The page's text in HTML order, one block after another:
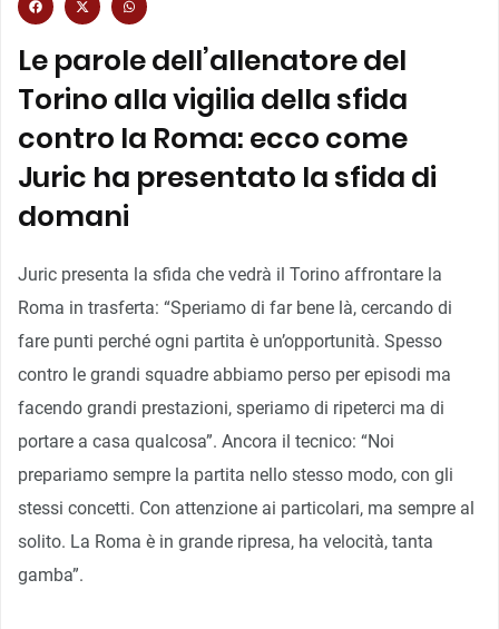
Le parole dell’allenatore del
Torino alla vigilia della sfida
contro la Roma: ecco come
Juric ha presentato la sfida di
domani
Juric presenta la sfida che vedrà il Torino affrontare la
Roma in trasferta: “Speriamo di far bene là, cercando di
fare punti perché ogni partita è un’opportunità. Spesso
contro le grandi squadre abbiamo perso per episodi ma
facendo grandi prestazioni, speriamo di ripeterci ma di
portare a casa qualcosa”. Ancora il tecnico: “Noi
prepariamo sempre la partita nello stesso modo, con gli
stessi concetti. Con attenzione ai particolari, ma sempre al
solito. La Roma è in grande ripresa, ha velocità, tanta
gamba”.